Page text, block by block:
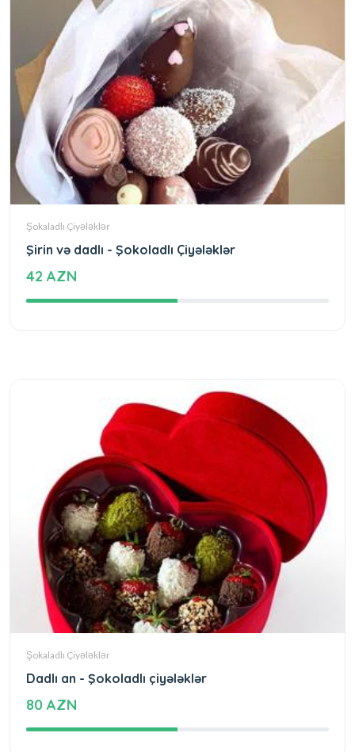
Şokaladlı Çiyələklər
Şirin və dadlı - Şokoladlı Çiyələklər
42 AZN
Şokaladlı Çiyələklər
Dadlı an - Şokoladlı çiyələklər
80 AZN